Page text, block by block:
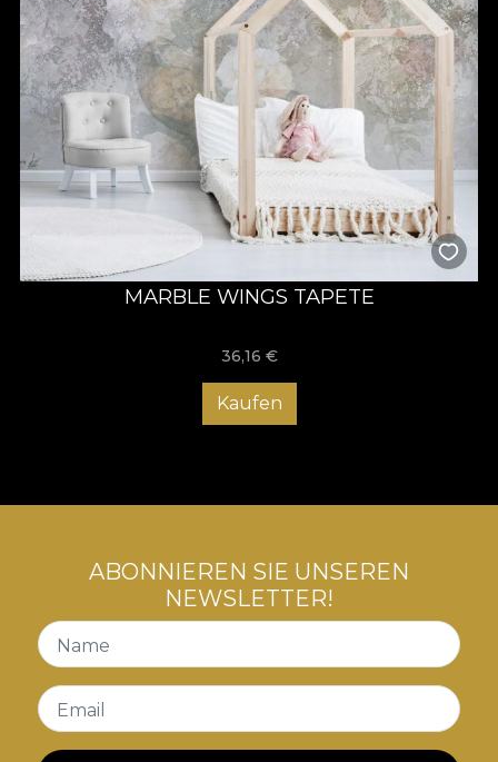
MARBLE WINGS TAPETE
36,16 €
Kaufen
ABONNIEREN SIE UNSEREN
NEWSLETTER!
Name
Email